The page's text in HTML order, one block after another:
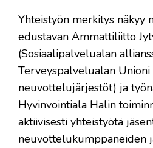
Yhteistyön merkitys näkyy
edustavan Ammattiliitto
(Sosiaalipalvelualan
Terveyspalvelualan
neuvottelujärjestöt) ja
Hyvinvointiala Halin
aktiivisesti yhteistyötä
neuvottelukumppaneiden